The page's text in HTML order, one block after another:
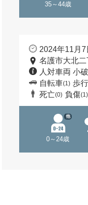
35～44歳
2024年11月7
名護市大北
人対車両 小
自転車(1) 歩
死亡(0) 負傷(1)
0～24歳
他